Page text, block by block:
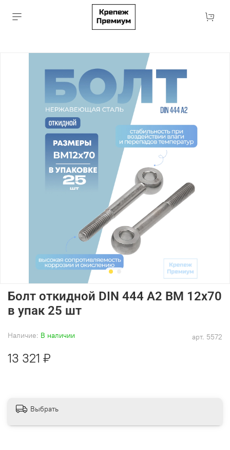
арт. 5572
Наличие: В наличии
Болт откидной DIN 444 А2 BM 12х70
в упак 25 шт
13 321 ₽
Выбрать